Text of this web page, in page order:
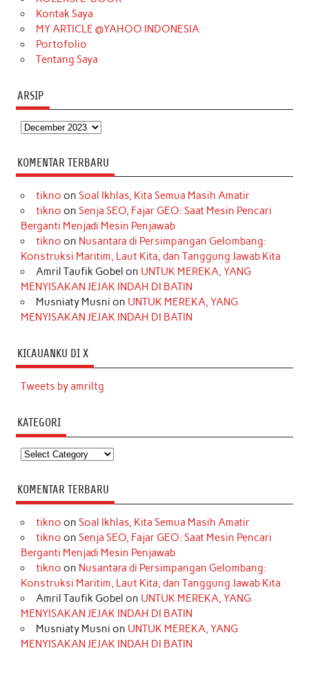
m
Kontak Saya
MY ARTICLE @YAHOO INDONESIA
Portofolio
Tentang Saya
ARSIP
Arsip
KOMENTAR TERBARU
tikno on Soal Ikhlas, Kita Semua Masih Amatir
tikno on Senja SEO, Fajar GEO: Saat Mesin Pencari
Berganti Menjadi Mesin Penjawab
tikno on Nusantara di Persimpangan Gelombang:
Konstruksi Maritim, Laut Kita, dan Tanggung Jawab Kita
Amril Taufik Gobel on UNTUK MEREKA, YANG
MENYISAKAN JEJAK INDAH DI BATIN
Musniaty Musni on UNTUK MEREKA, YANG
MENYISAKAN JEJAK INDAH DI BATIN
KICAUANKU DI X
Tweets by amriltg
KATEGORI
Kategori
KOMENTAR TERBARU
tikno on Soal Ikhlas, Kita Semua Masih Amatir
tikno on Senja SEO, Fajar GEO: Saat Mesin Pencari
Berganti Menjadi Mesin Penjawab
tikno on Nusantara di Persimpangan Gelombang:
Konstruksi Maritim, Laut Kita, dan Tanggung Jawab Kita
Amril Taufik Gobel on UNTUK MEREKA, YANG
MENYISAKAN JEJAK INDAH DI BATIN
Musniaty Musni on UNTUK MEREKA, YANG
MENYISAKAN JEJAK INDAH DI BATIN